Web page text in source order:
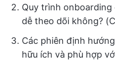
Quy trình
dễ theo dõi không?
Các phiên định
hữu ích và phù hợp